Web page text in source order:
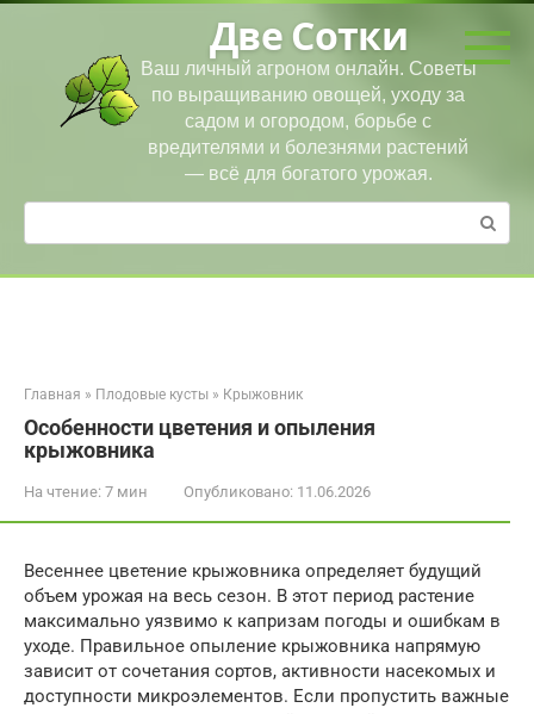
Перейти
Две Сотки
Ваш личный агроном онлайн. Советы
по выращиванию овощей, уходу за
садом и огородом, борьбе с
вредителями и болезнями растений
— всё для богатого урожая.
Поиск:
Главная » Плодовые кусты » Крыжовник
Особенности цветения и опыления
крыжовника
На чтение: 7 мин Опубликовано: 11.06.2026
Весеннее цветение крыжовника определяет будущий
объем урожая на весь сезон. В этот период растение
максимально уязвимо к капризам погоды и ошибкам в
уходе. Правильное опыление крыжовника напрямую
зависит от сочетания сортов, активности насекомых и
доступности микроэлементов. Если пропустить важные